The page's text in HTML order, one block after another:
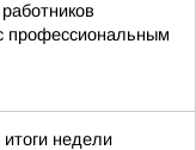
профессиональным
недели